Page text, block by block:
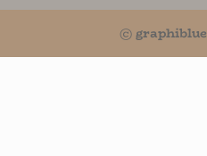
©graphiblue